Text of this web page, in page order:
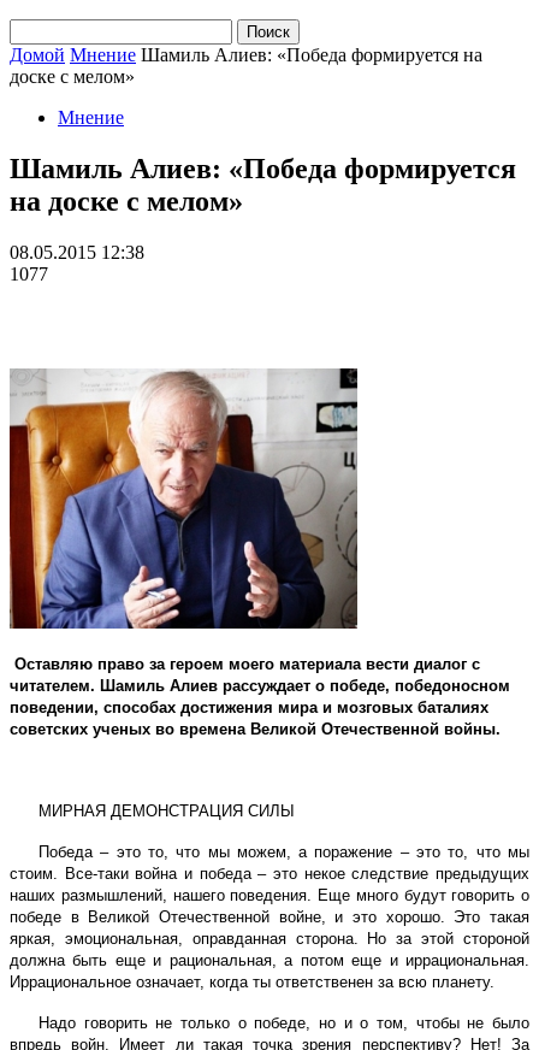
Домой Мнение Шамиль Алиев: «Победа формируется на
доске с мелом»
Мнение
Шамиль Алиев: «Победа формируется
на доске с мелом»
08.05.2015 12:38
1077
Оставляю право за героем моего материала вести диалог с
читателем. Шамиль Алиев рассуждает о победе, победоносном
поведении, способах достижения мира и мозговых баталиях
советских ученых во времена Великой Отечественной войны.
МИРНАЯ ДЕМОНСТРАЦИЯ СИЛЫ
Победа – это то, что мы можем, а поражение – это то, что мы
стоим. Все-таки война и победа – это некое следствие предыдущих
наших размышлений, нашего поведения. Еще много будут говорить о
победе в Великой Отечественной войне, и это хорошо. Это такая
яркая, эмоциональная, оправданная сторона. Но за этой стороной
должна быть еще и рациональная, а потом еще и иррациональная.
Иррациональное означает, когда ты ответственен за всю планету.
Надо говорить не только о победе, но и о том, чтобы не было
впредь войн. Имеет ли такая точка зрения перспективу? Нет! За